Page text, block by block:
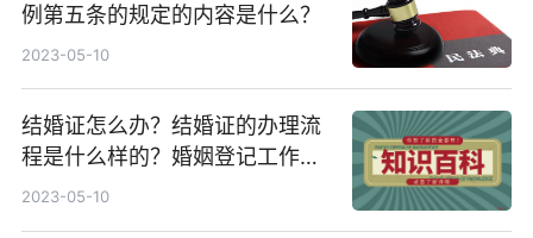
例第五条的规定的内容是什么？
2023-05-10
结婚证怎么办？结婚证的办理流
程是什么样的？婚姻登记工作规
范受理结婚登记申请的条件是什
2023-05-10